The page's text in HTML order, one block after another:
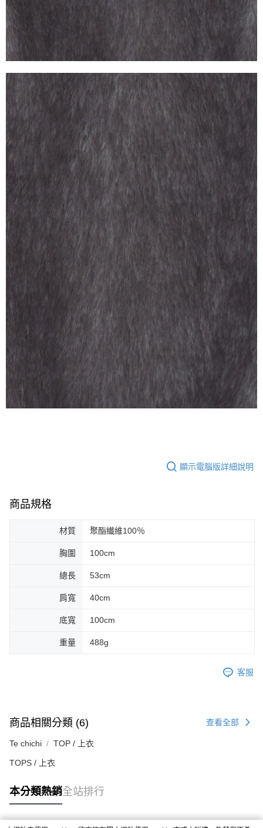
顯示電腦版詳細說明
商品規格
材質 聚酯纎維100％
胸圍 100cm
總長 53cm
肩寬 40cm
底寬 100cm
重量 488g
客服
商品相關分類 (6) 查看全部
Te chichi TOP / 上衣
TOPS / 上衣
本分類熱銷全站排行